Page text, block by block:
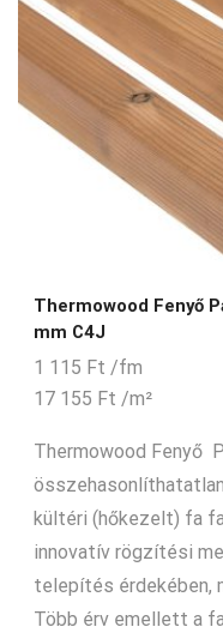
Thermowood Fenyő
mm C4J
1 115 Ft /fm
17 155 Ft /m²
Thermowood Fenyő
kültéri (hőkezelt) fa
innovatív rögzítési
telepítés érdekében,
Több érv emellett a